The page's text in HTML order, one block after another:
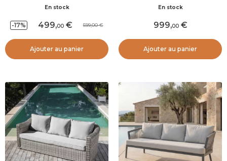
En stock
-17% 499,00 599,00
Ajouter au panier
En stock
999,00
Ajouter au panier